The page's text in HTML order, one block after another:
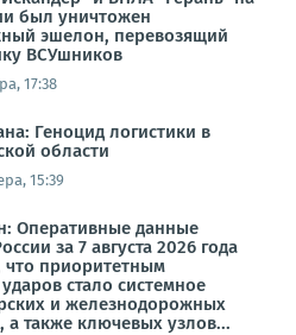
был уничтожен
эшелон, перевозящий
ВСУшников
17:38
Геноцид логистики в
области
15:39
Оперативные данные
за 7 августа 2026 года
что приоритетным
стало системное
и железнодорожных
а также ключевых узлов...